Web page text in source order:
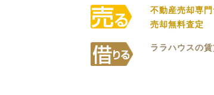
不動産売却専門
売却無料査定
ララハウスの賃